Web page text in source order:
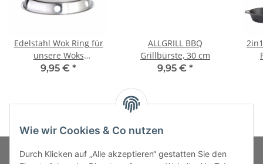
Edelstahl Wok Ring für
unsere Woks
19999,19997 & 19996
9,95 € *
ALLGRILL BBQ
Grillbürste, 30 cm
9,95 € *
Wie wir Cookies & Co nutzen
Durch Klicken auf „Alle akzeptieren“ gestatten Sie den